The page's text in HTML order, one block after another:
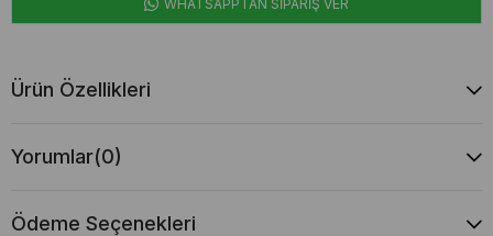
WHATSAPPTAN SİPARİŞ VER
Ürün Özellikleri
Yorumlar(0)
Ödeme Seçenekleri